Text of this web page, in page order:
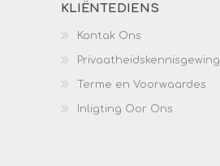
KLIËNTEDIENS
Kontak Ons
Privaatheidskennisgewing
Terme en Voorwaardes
Inligting Oor Ons